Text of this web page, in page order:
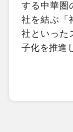
する中華圏
社を結ぶ「
社といった
子化を推進